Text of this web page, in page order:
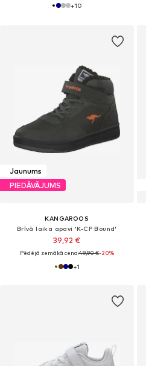
+10
Jaunums
PIEDĀVĀJUMS
KANGAROOS
Brīvā laika apavi 'K-CP Bound'
39,92 €
Pēdējā zemākā cena:49,90 €-20%
+1